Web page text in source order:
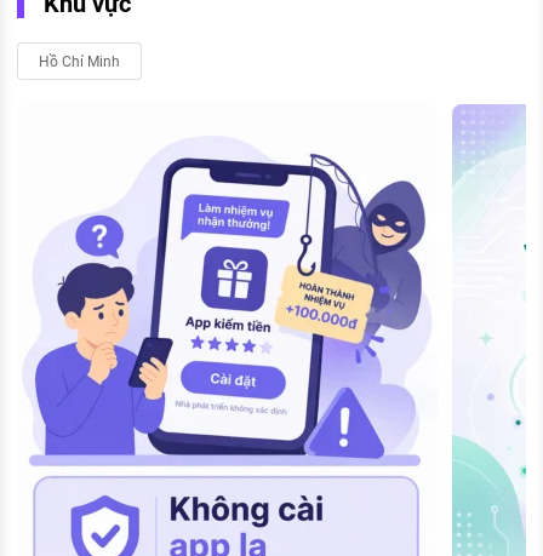
Hồ Chí Minh